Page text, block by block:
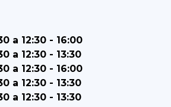
a 12:30 - 16:00
a 12:30 - 13:30
a 12:30 - 16:00
a 12:30 - 13:30
a 12:30 - 13:30